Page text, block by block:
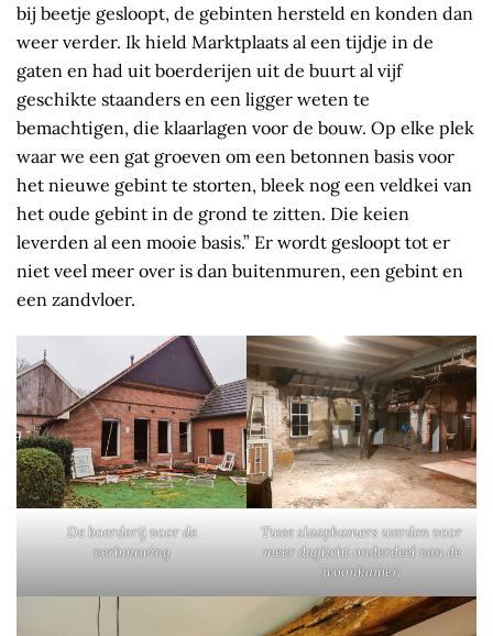
bij beetje gesloopt, de gebinten hersteld en konden dan
weer verder. Ik hield Marktplaats al een tijdje in de
gaten en had uit boerderijen uit de buurt al vijf
geschikte staanders en een ligger weten te
bemachtigen, die klaarlagen voor de bouw. Op elke plek
waar we een gat groeven om een betonnen basis voor
het nieuwe gebint te storten, bleek nog een veldkei van
het oude gebint in de grond te zitten. Die keien
leverden al een mooie basis.” Er wordt gesloopt tot er
niet veel meer over is dan buitenmuren, een gebint en
een zandvloer.
De boerderij voor de
verbouwing
Twee slaapkamers werden voor
meer daglicht onderdeel van de
woonkamer.